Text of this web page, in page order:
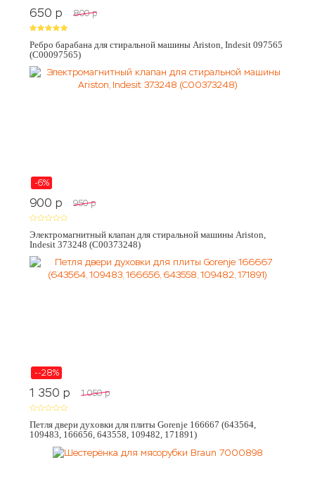
650 p 800 p
Ребро барабана для стиральной машины Ariston, Indesit 097565
(C00097565)
-6%
900 p 950 p
Электромагнитный клапан для стиральной машины Ariston,
Indesit 373248 (C00373248)
--28%
1 350 p 1 050 p
Петля двери духовки для плиты Gorenje 166667 (643564,
109483, 166656, 643558, 109482, 171891)